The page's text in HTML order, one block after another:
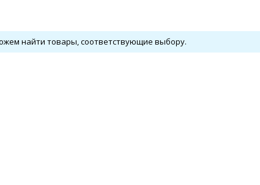
найти товары, соответствующие выбору.